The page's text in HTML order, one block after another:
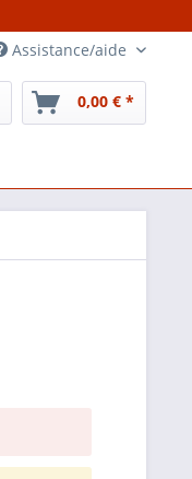
Assistance/aide
0,00 € *